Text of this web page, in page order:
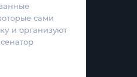
сами
и организуют